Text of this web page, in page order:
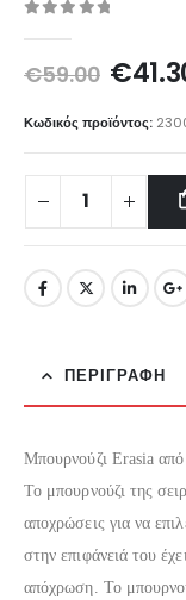
€59.00
was:
€
Κωδικός προϊόντος:
ΠΕΡΙΓΡΑΦΉ
Μπουρνούζι Erasia από
Το μπουρνούζι της
αποχρώσεις για να
στην επιφάνειά του
απόχρωση. Το